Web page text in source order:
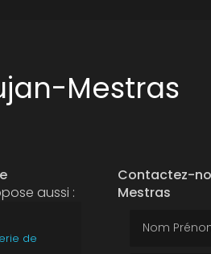
Mestras
aussi :
de
Contactez-
Mestras